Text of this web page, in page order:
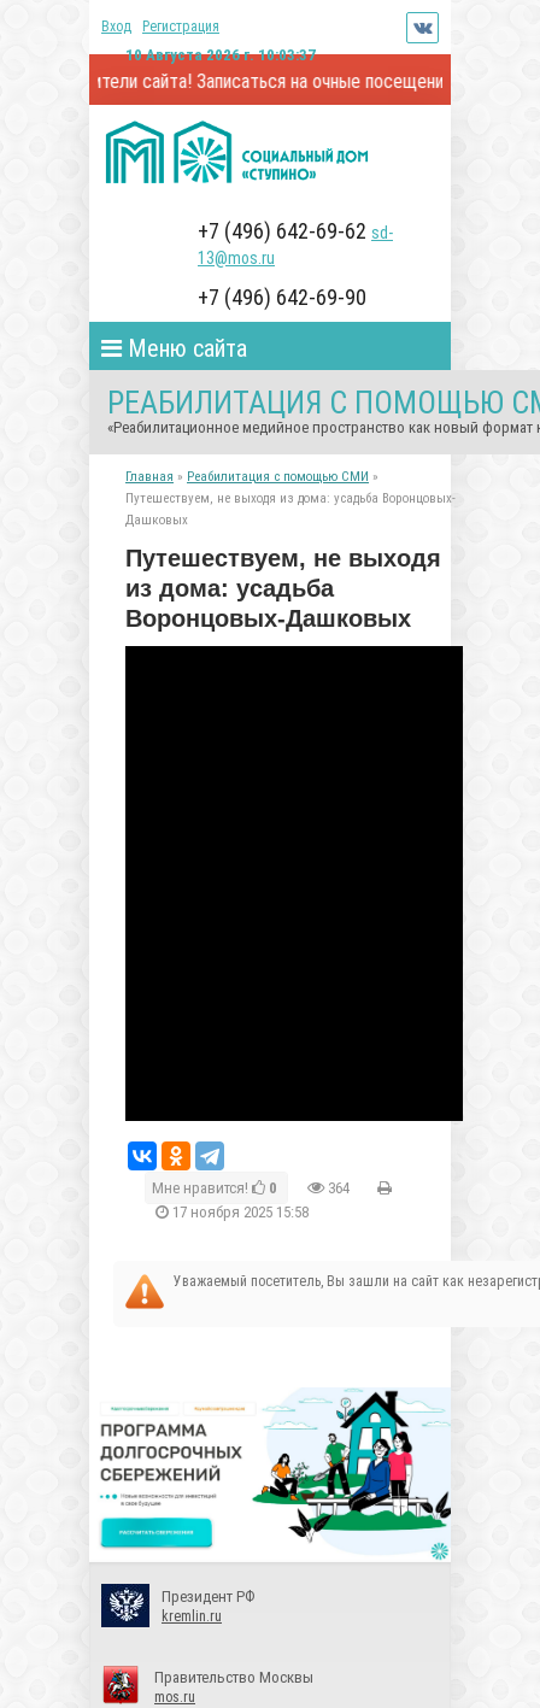
Вход Регистрация
10 Августа 2026 г. 10:03:37
сайта! Записаться на очные посещения и онлайн-
+7 (496) 642-69-62 sd-
13@mos.ru
+7 (496) 642-69-90
Меню сайта
РЕАБИЛИТАЦИЯ С ПОМОЩЬЮ
«Реабилитационное медийное пространство как новый
Главная » Реабилитация с помощью СМИ »
Путешествуем, не выходя из дома: усадьба Воронцовых-
Дашковых
Путешествуем, не выходя
из дома: усадьба
Воронцовых-Дашковых
Мне нравится! 0
364
17 ноября 2025 15:58
Уважаемый посетитель, Вы зашли на сайт как
Президент РФ
kremlin.ru
Правительство Москвы
mos.ru